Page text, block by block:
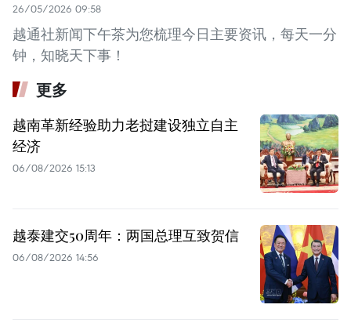
26/05/2026 09:58
越通社新闻下午茶为您梳理今日主要资讯，每天一分
钟，知晓天下事！
更多
越南革新经验助力老挝建设独立自主
经济
06/08/2026 15:13
越泰建交50周年：两国总理互致贺信
06/08/2026 14:56